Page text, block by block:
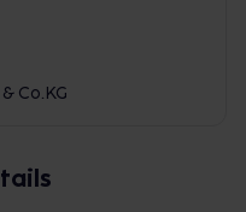
Co.KG